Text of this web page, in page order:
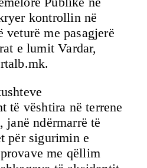
kontrollin në
veturë me pasagjerë
e lumit Vardar,
të vështira në terrene
janë ndërmarrë të
për sigurimin e
me qëllim